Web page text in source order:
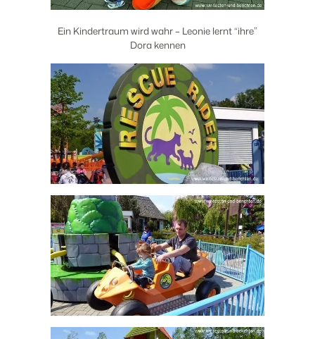
Ein Kindertraum wird wahr – Leonie lernt “ihre”
Dora kennen